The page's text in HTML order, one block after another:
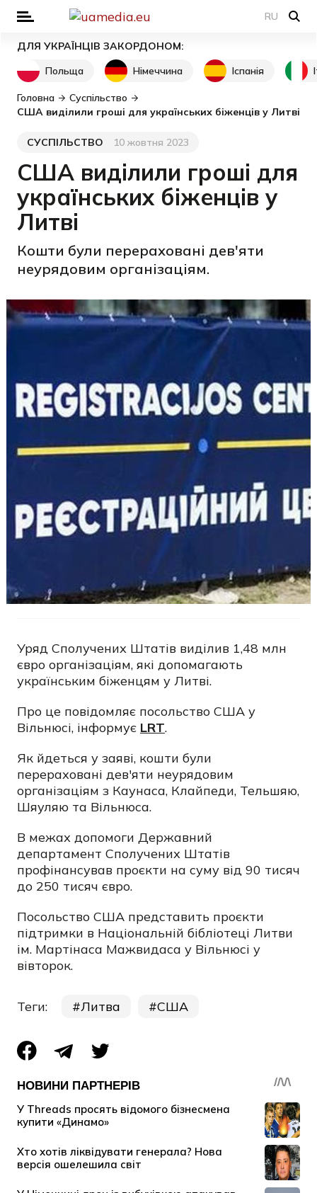
RU
ДЛЯ УКРАЇНЦІВ ЗАКОРДОНОМ:
Польща
Німеччина Іспанія
Головна
Суспільство
США виділили гроші для українських біженців у Литві
Категорія
СУСПІЛЬСТВО
Дата публікації10 жовтня 2023
США виділили гроші для
українських біженців у
Литві
Кошти були перераховані дев'яти
неурядовим організаціям.
Уряд Сполучених Штатів виділив 1,48 млн
євро організаціям, які допомагають
українським біженцям у Литві.
Про це повідомляє посольство США у
Вільнюсі, інформує LRT.
Як йдеться у заяві, кошти були
перераховані дев'яти неурядовим
організаціям з Каунаса, Клайпеди, Тельшяю,
Шяуляю та Вільнюса.
В межах допомоги Державний
департамент Сполучених Штатів
профінансував проєкти на суму від 90 тисяч
до 250 тисяч євро.
Посольство США представить проєкти
підтримки в Національній бібліотеці Литви
ім. Мартінаса Мажвидаса у Вільнюсі у
вівторок.
Теги: Литва США